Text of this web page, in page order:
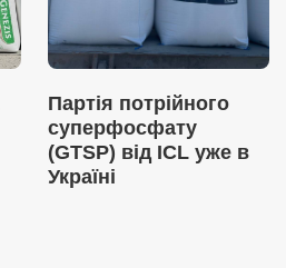
Партія потрійного
суперфосфату
(GTSP) від ICL уже в
Україні